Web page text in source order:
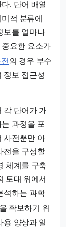
. 단어 배열
적 분류에
보를 얼마나
중요한 요소가
의 경우 부수
정보 접근성
각 단어가 가
과정을 포
사전뿐만 아
전을 구성할
체계를 구축
토대 위에서
석하는 과학
확보하기 위
용 양상과 일